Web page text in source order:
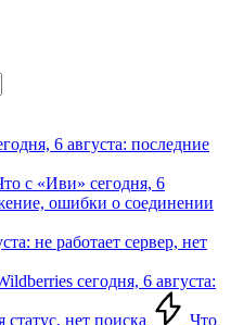
6 августа: последние
с «Иви» сегодня, 6
ошибки о соединении
не работает сервер, нет
сегодня, 6 августа:
статус, нет поиска
Что